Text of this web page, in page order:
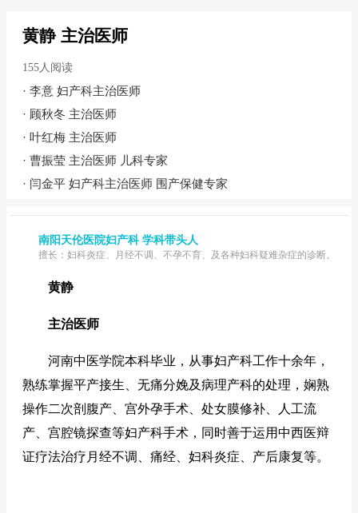
黄静 主治医师
155人阅读
· 李意 妇产科主治医师
· 顾秋冬 主治医师
· 叶红梅 主治医师
· 曹振莹 主治医师 儿科专家
· 闫金平 妇产科主治医师 围产保健专家
南阳天伦医院妇产科 学科带头人
擅长：妇科炎症、月经不调、不孕不育、及各种妇科疑难杂症的诊断。
黄静
主治医师
河南中医学院本科毕业，从事妇产科工作十余年，
熟练掌握平产接生、无痛分娩及病理产科的处理，娴熟
操作二次剖腹产、宫外孕手术、处女膜修补、人工流
产、宫腔镜探查等妇产科手术，同时善于运用中西医辩
证疗法治疗月经不调、痛经、妇科炎症、产后康复等。